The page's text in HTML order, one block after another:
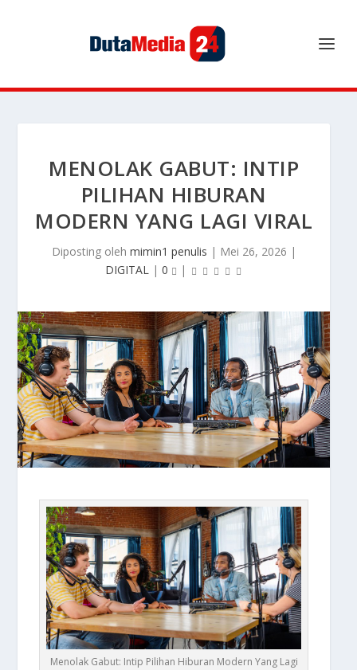
MENOLAK GABUT: INTIP
PILIHAN HIBURAN
MODERN YANG LAGI VIRAL
Diposting oleh mimin1 penulis | Mei 26, 2026 |
DIGITAL | 0 |
Menolak Gabut: Intip Pilihan Hiburan Modern Yang Lagi